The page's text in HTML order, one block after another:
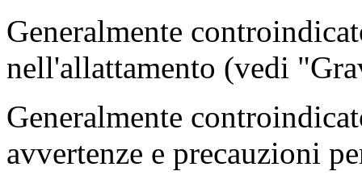
Generalmente
nell'allattamento (vedi
Generalmente
avvertenze e precauzioni